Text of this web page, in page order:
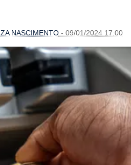
NASCIMENTO- 09/01/2024 17:00